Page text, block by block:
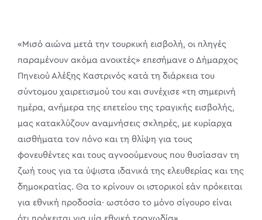
«Μισό αιώνα μετά την τουρκική εισβολή, οι πληγές
παραμένουν ακόμα ανοικτές» επεσήμανε ο Δήμαρχος
Πηνειού Αλέξης Καστρινός κατά τη διάρκεια του
σύντομου χαιρετισμού του και συνέχισε «τη σημερινή
ημέρα, ανήμερα της επετείου της τραγικής εισβολής,
μας κατακλύζουν αναμνήσεις σκληρές, με κυρίαρχα
αισθήματα τον πόνο και τη θλίψη για τους
φονευθέντες και τους αγνοούμενους που θυσίασαν τη
ζωή τους για τα ύψιστα ιδανικά της ελευθερίας και της
δημοκρατίας. Θα το κρίνουν οι ιστορικοί εάν πρόκειται
για εθνική προδοσία· ωστόσο το μόνο σίγουρο είναι